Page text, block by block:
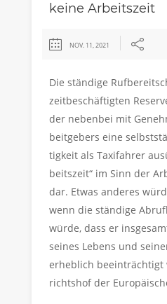
keine Arbeitszeit
NOV. 11, 2021
Die stän­di­ge
zeit­be­schäf­tig­ten
der ne­ben­bei mit
beit­ge­bers eine
tig­keit als Ta­xi­fah­rer
beits­zeit“ im Sinn der
dar. Etwas an­de­res
wenn die stän­di­ge
würde, dass er
sei­nes Le­bens und
er­heb­lich be­ein­träch­tigt
richts­hof der